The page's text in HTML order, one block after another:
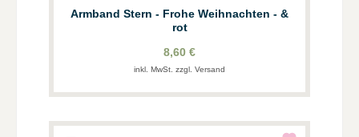
Armband Stern - Frohe Weihnachten - &
rot
8,60 €
inkl. MwSt. zzgl. Versand